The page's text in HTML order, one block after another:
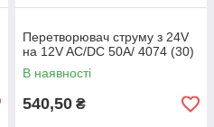
Перетворювач струму з 24V
на 12V AC/DC 50A/ 4074 (30)
В наявності
540,50 ₴